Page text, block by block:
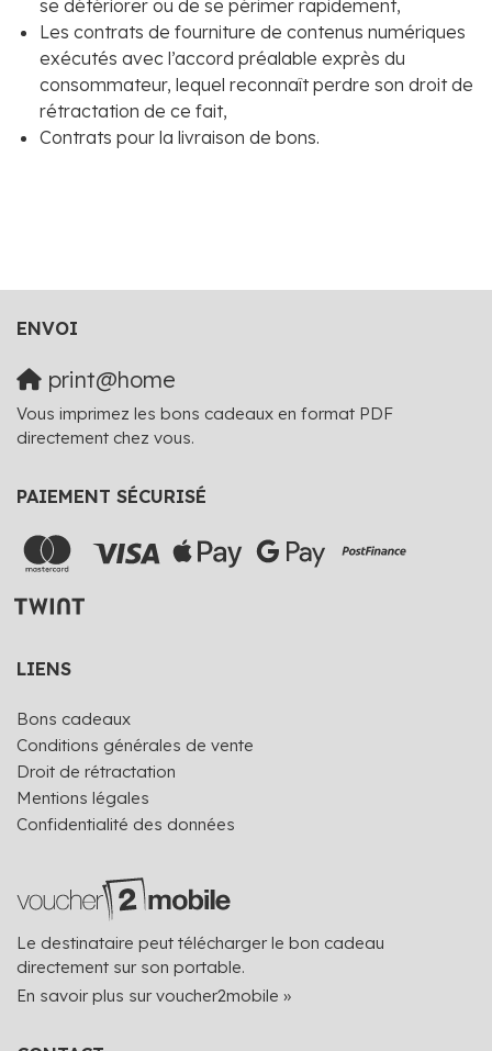
se détériorer ou de se périmer rapidement,
Les contrats de fourniture de contenus numériques
exécutés avec l’accord préalable exprès du
consommateur, lequel reconnaît perdre son droit de
rétractation de ce fait,
Contrats pour la livraison de bons.
ENVOI
print@home
Vous imprimez les bons cadeaux en format PDF
directement chez vous.
PAIEMENT SÉCURISÉ
LIENS
Bons cadeaux
Conditions générales de vente
Droit de rétractation
Mentions légales
Confidentialité des données
Le destinataire peut télécharger le bon cadeau
directement sur son portable.
En savoir plus sur voucher2mobile »